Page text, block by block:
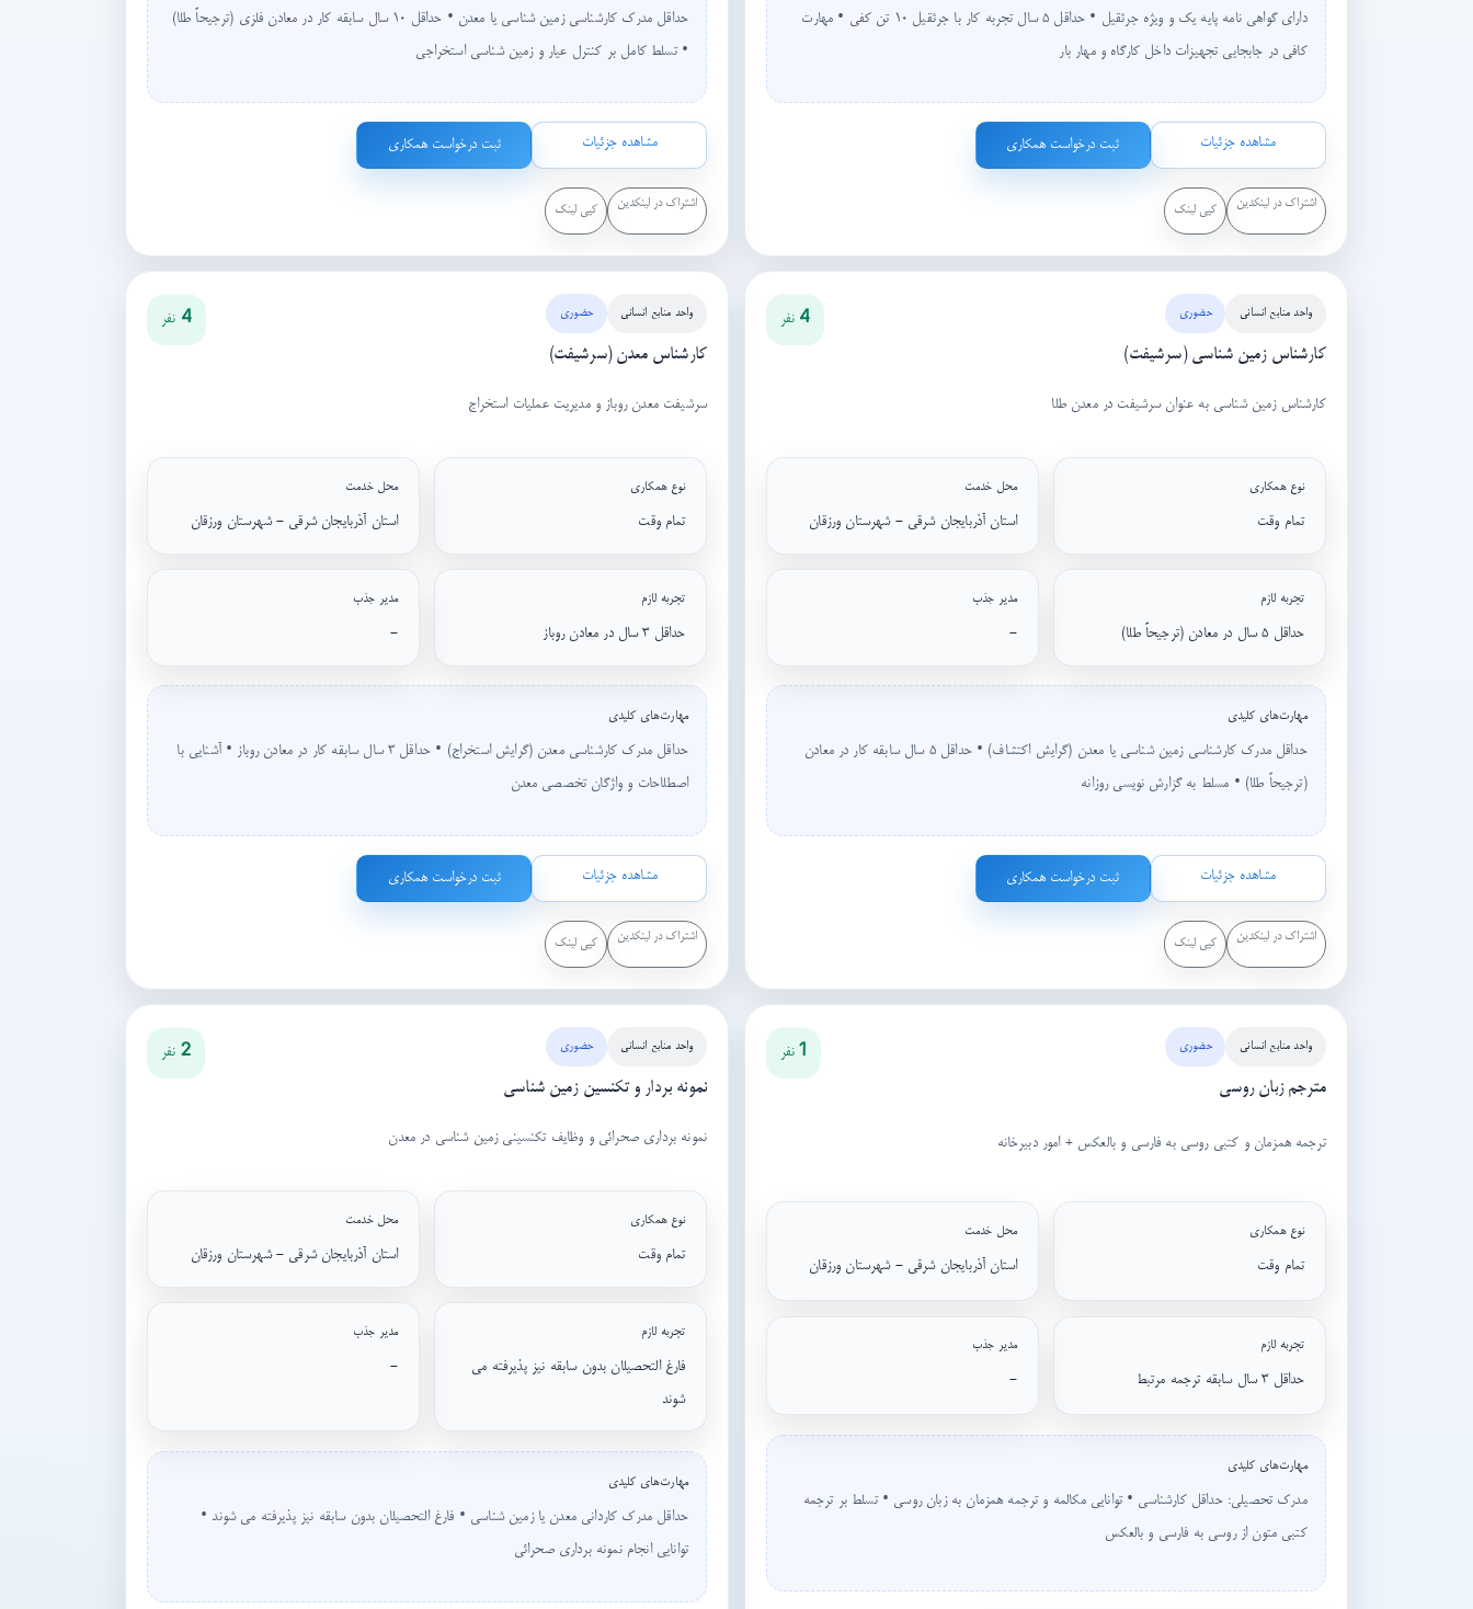
دارای گواهی نامه پایه یک و ویژه جرثقیل • حداقل ۵ سال تجربه کار با جرثقیل ۱۰ تن کفی • مهارت
کافی در جابجایی تجهیزات داخل کارگاه و مهار بار
مشاهده جزئیات ثبت درخواست همکاری
اشتراک در لینکدین کپی لینک
حداقل مدرک کارشناسی زمین شناسی یا معدن • حداقل ۱۰ سال سابقه کار در معادن فلزی (ترجیحاً طلا)
• تسلط کامل بر کنترل عیار و زمین شناسی استخراجی
مشاهده جزئیات ثبت درخواست همکاری
اشتراک در لینکدین کپی لینک
واحد منابع انسانی حضوری
کارشناس زمین شناسی (سرشیفت)
4 نفر
کارشناس زمین شناسی به عنوان سرشیفت در معدن طلا
نوع همکاری
تمام وقت
محل خدمت
استان آذربایجان شرقی - شهرستان ورزقان
تجربه لازم
حداقل ۵ سال در معادن (ترجیحاً طلا)
مدیر جذب
-
مهارت‌های کلیدی
حداقل مدرک کارشناسی زمین شناسی یا معدن (گرایش اکتشاف) • حداقل ۵ سال سابقه کار در معادن
(ترجیحاً طلا) • مسلط به گزارش نویسی روزانه
مشاهده جزئیات ثبت درخواست همکاری
اشتراک در لینکدین کپی لینک
واحد منابع انسانی حضوری
کارشناس معدن (سرشیفت)
4 نفر
سرشیفت معدن روباز و مدیریت عملیات استخراج
نوع همکاری
تمام وقت
محل خدمت
استان آذربایجان شرقی - شهرستان ورزقان
تجربه لازم
حداقل ۳ سال در معادن روباز
مدیر جذب
-
مهارت‌های کلیدی
حداقل مدرک کارشناسی معدن (گرایش استخراج) • حداقل ۳ سال سابقه کار در معادن روباز • آشنایی با
اصطلاحات و واژگان تخصصی معدن
مشاهده جزئیات ثبت درخواست همکاری
اشتراک در لینکدین کپی لینک
واحد منابع انسانی حضوری
مترجم زبان روسی
1 نفر
ترجمه همزمان و کتبی روسی به فارسی و بالعکس + امور دبیرخانه
نوع همکاری
تمام وقت
محل خدمت
استان آذربایجان شرقی - شهرستان ورزقان
تجربه لازم
حداقل ۳ سال سابقه ترجمه مرتبط
مدیر جذب
-
مهارت‌های کلیدی
مدرک تحصیلی: حداقل کارشناسی • توانایی مکالمه و ترجمه همزمان به زبان روسی • تسلط بر ترجمه
کتبی متون از روسی به فارسی و بالعکس
واحد منابع انسانی حضوری
نمونه بردار و تکنسین زمین شناسی
2 نفر
نمونه برداری صحرائی و وظایف تکنسینی زمین شناسی در معدن
نوع همکاری
تمام وقت
محل خدمت
استان آذربایجان شرقی - شهرستان ورزقان
تجربه لازم
فارغ التحصیلان بدون سابقه نیز پذیرفته می
شوند
مدیر جذب
-
مهارت‌های کلیدی
حداقل مدرک کاردانی معدن یا زمین شناسی • فارغ التحصیلان بدون سابقه نیز پذیرفته می شوند •
توانایی انجام نمونه برداری صحرائی